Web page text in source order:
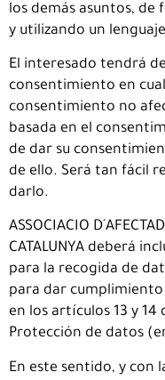
los demás asuntos, de
y utilizando un
El interesado tendrá
consentimiento en
consentimiento no
basada en el
de dar su
de ello. Será tan fácil
darlo.
ASSOCIACIO
CATALUNYA deberá
para la recogida de
para dar
en los artículos 13 y 14
Protección de datos
En este sentido, y con